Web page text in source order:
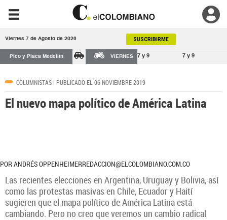
Viernes 7 de Agosto de 2026 SUSCRIBIRME
Pico y Placa Medellín VIERNES 7 y 9 7 y 9
COLUMNISTAS | PUBLICADO EL 06 NOVIEMBRE 2019
El nuevo mapa político de América Latina
POR ANDRÉS OPPENHEIMERREDACCION@ELCOLOMBIANO.COM.CO
Las recientes elecciones en Argentina, Uruguay y Bolivia, así
como las protestas masivas en Chile, Ecuador y Haití
sugieren que el mapa político de América Latina está
cambiando. Pero no creo que veremos un cambio radical